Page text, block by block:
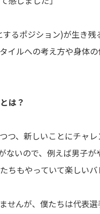
するポジション)が生き
イルへの考え方や身体
は？
つ、新しいことにチャ
ないので、例えば男子
ちもやっていて楽しい
せんが、僕たちは代表